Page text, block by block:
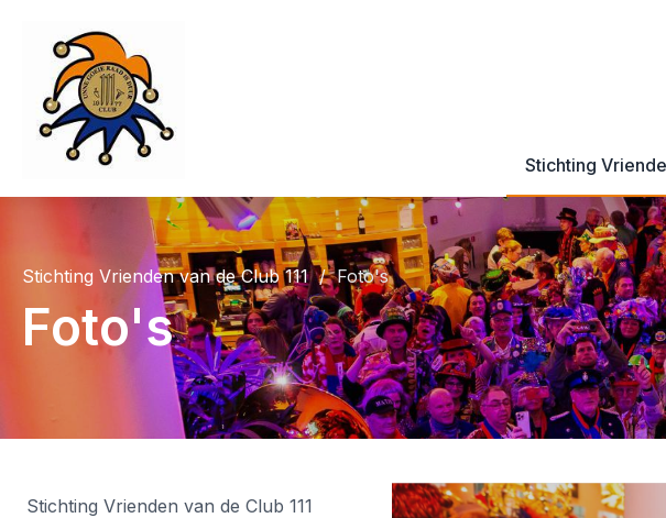
Stichting
Stichting Vrienden van de Club 111 Foto's
Foto's
Stichting Vrienden van de Club 111